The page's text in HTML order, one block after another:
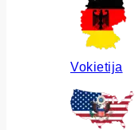
Vokietija